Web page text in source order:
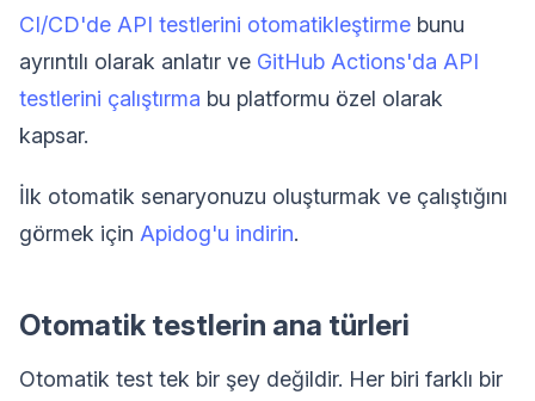
CI/CD'de API testlerini otomatikleştirme bunu
ayrıntılı olarak anlatır ve GitHub Actions'da API
testlerini çalıştırma bu platformu özel olarak
kapsar.
İlk otomatik senaryonuzu oluşturmak ve çalıştığını
görmek için Apidog'u indirin.
Otomatik testlerin ana türleri
Otomatik test tek bir şey değildir. Her biri farklı bir